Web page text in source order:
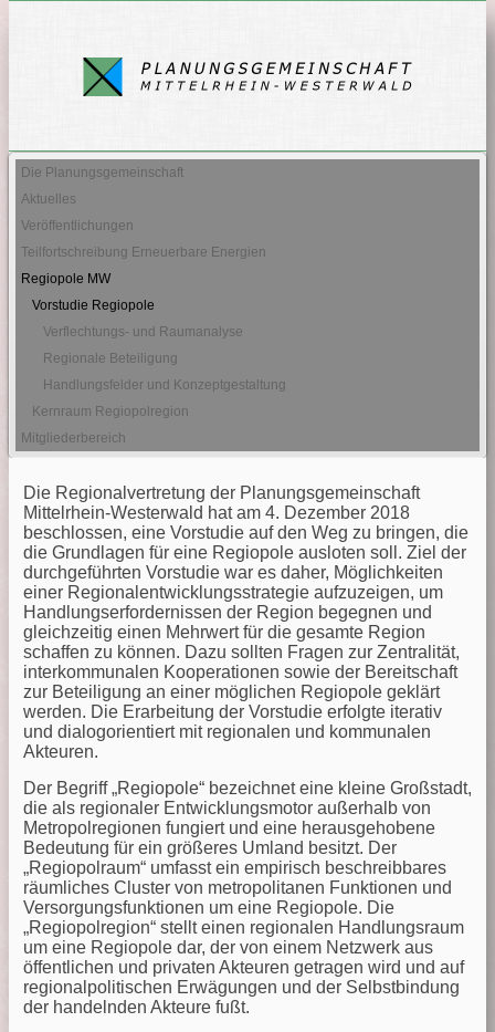
Die Planungsgemeinschaft
Aktuelles
Veröffentlichungen
Teilfortschreibung Erneuerbare Energien
Regiopole MW
Vorstudie Regiopole
Verflechtungs- und Raumanalyse
Regionale Beteiligung
Handlungsfelder und Konzeptgestaltung
Kernraum Regiopolregion
Mitgliederbereich
Die Regionalvertretung der Planungsgemeinschaft
Mittelrhein-Westerwald hat am 4. Dezember 2018
beschlossen, eine Vorstudie auf den Weg zu bringen, die
die Grundlagen für eine Regiopole ausloten soll. Ziel der
durchgeführten Vorstudie war es daher, Möglichkeiten
einer Regionalentwicklungsstrategie aufzuzeigen, um
Handlungserfordernissen der Region begegnen und
gleichzeitig einen Mehrwert für die gesamte Region
schaffen zu können. Dazu sollten Fragen zur Zentralität,
interkommunalen Kooperationen sowie der Bereitschaft
zur Beteiligung an einer möglichen Regiopole geklärt
werden. Die Erarbeitung der Vorstudie erfolgte iterativ
und dialogorientiert mit regionalen und kommunalen
Akteuren.
Der Begriff „Regiopole“ bezeichnet eine kleine Großstadt,
die als regionaler Entwicklungsmotor außerhalb von
Metropolregionen fungiert und eine herausgehobene
Bedeutung für ein größeres Umland besitzt. Der
„Regiopolraum“ umfasst ein empirisch beschreibbares
räumliches Cluster von metropolitanen Funktionen und
Versorgungsfunktionen um eine Regiopole. Die
„Regiopolregion“ stellt einen regionalen Handlungsraum
um eine Regiopole dar, der von einem Netzwerk aus
öffentlichen und privaten Akteuren getragen wird und auf
regionalpolitischen Erwägungen und der Selbstbindung
der handelnden Akteure fußt.